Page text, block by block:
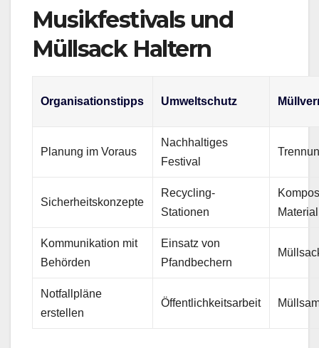
Musikfestivals und
Müllsack Haltern
Organisationstipps Umweltschutz
Planung im Voraus
Nachhaltiges
Festival
Sicherheitskonzepte
Recycling-
Stationen
Kommunikation mit
Behörden
Einsatz von
Pfandbechern
Notfallpläne
erstellen
Öffentlichkeitsarbeit